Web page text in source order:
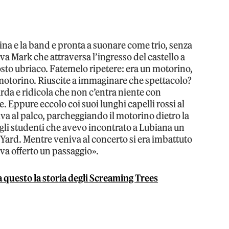
e la band e pronta a suonare come trio, senza
Mark che attraversa l’ingresso del castello a
ubriaco. Fatemelo ripetere: era un motorino,
Riuscite a immaginare che spettacolo?
e ridicola che non c’entra niente con
Eppure eccolo coi suoi lunghi capelli rossi al
al palco, parcheggiando il motorino dietro la
studenti che avevo incontrato a Lubiana un
Mentre veniva al concerto si era imbattuto
offerto un passaggio».
questo la storia degli Screaming Trees